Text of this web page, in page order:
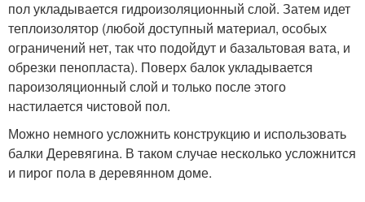
пол укладывается гидроизоляционный слой. Затем идет
теплоизолятор (любой доступный материал, особых
ограничений нет, так что подойдут и базальтовая вата, и
обрезки пенопласта). Поверх балок укладывается
пароизоляционный слой и только после этого
настилается чистовой пол.
Можно немного усложнить конструкцию и использовать
балки Деревягина. В таком случае несколько усложнится
и пирог пола в деревянном доме.